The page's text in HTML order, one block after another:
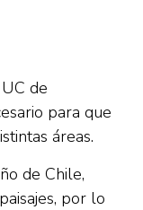
de
para que
áreas.
de Chile,
por lo